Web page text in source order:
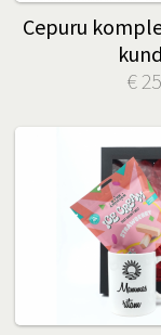
Cepuru
€